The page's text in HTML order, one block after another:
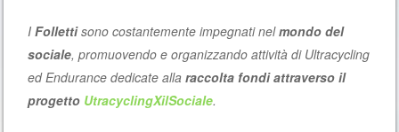
IFollettisono costantemente impegnati nelmondo del
sociale, promuovendo e organizzando attività di Ultracycling
ed Endurance dedicate allaraccolta fondi attraverso il
progetto UtracyclingXilSociale.